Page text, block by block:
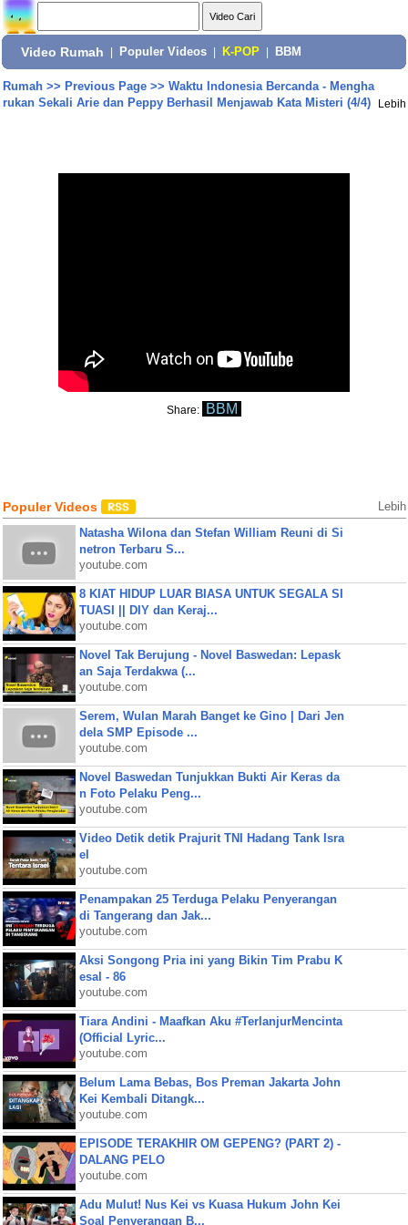
Video Rumah Populer Videos K-POP BBM
Rumah>> Previous Page>> Waktu Indonesia Bercanda - Mengha
rukan Sekali Arie dan Peppy Berhasil Menjawab Kata Misteri (4/4)
Lebih
Share: BBM
Populer Videos Lebih
Natasha Wilona dan Stefan William Reuni di Si
netron Terbaru S...
youtube.com
8 KIAT HIDUP LUAR BIASA UNTUK SEGALA SI
TUASI || DIY dan Keraj...
youtube.com
Novel Tak Berujung - Novel Baswedan: Lepask
an Saja Terdakwa (...
youtube.com
Serem, Wulan Marah Banget ke Gino | Dari Jen
dela SMP Episode ...
youtube.com
Novel Baswedan Tunjukkan Bukti Air Keras da
n Foto Pelaku Peng...
youtube.com
Video Detik detik Prajurit TNI Hadang Tank Isra
el
youtube.com
Penampakan 25 Terduga Pelaku Penyerangan
di Tangerang dan Jak...
youtube.com
Aksi Songong Pria ini yang Bikin Tim Prabu K
esal - 86
youtube.com
Tiara Andini - Maafkan Aku #TerlanjurMencinta
(Official Lyric...
youtube.com
Belum Lama Bebas, Bos Preman Jakarta John
Kei Kembali Ditangk...
youtube.com
EPISODE TERAKHIR OM GEPENG? (PART 2) -
DALANG PELO
youtube.com
Adu Mulut! Nus Kei vs Kuasa Hukum John Kei
Soal Penyerangan B...